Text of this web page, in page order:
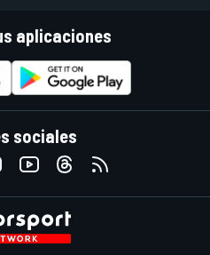
aplicaciones
sociales